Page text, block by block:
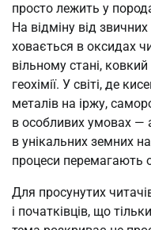
просто лежить у
На відміну від
ховається в оксидах
вільному стані,
геохімії. У світі, де
металів на іржу,
в особливих умовах —
в унікальних земних
процеси перемагають
Для просунутих
і початківців, що